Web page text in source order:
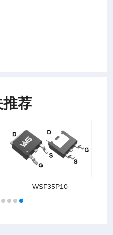
推荐
WSF35P10